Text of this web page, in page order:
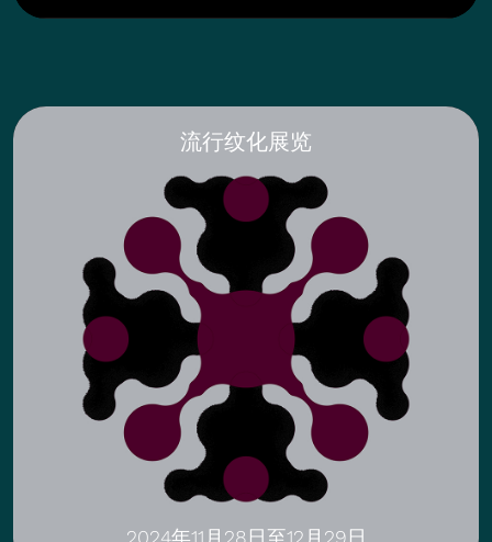
流行纹化展览
2024年11月28日至12月29日